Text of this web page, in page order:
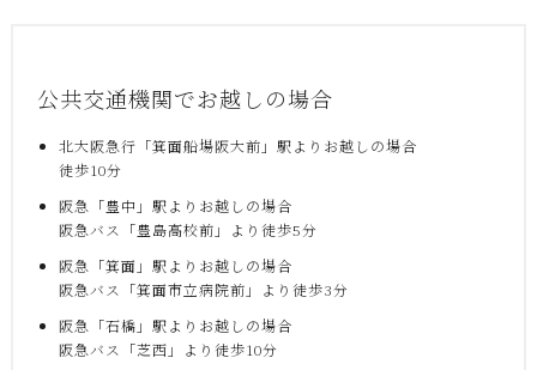
公共交通機関でお越しの場合
北大阪急行「箕面船場阪大前」駅よりお越しの場合
徒歩10分
阪急「豊中」駅よりお越しの場合
阪急バス「豊島高校前」より徒歩5分
阪急「箕面」駅よりお越しの場合
阪急バス「箕面市立病院前」より徒歩3分
阪急「石橋」駅よりお越しの場合
阪急バス「芝西」より徒歩10分